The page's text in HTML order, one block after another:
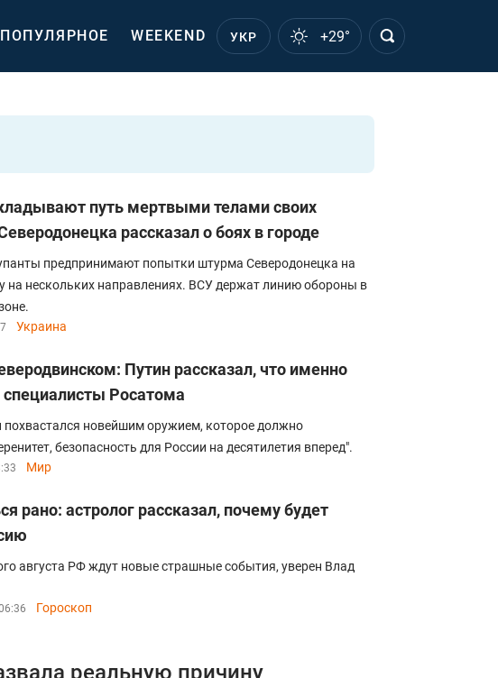
ПОПУЛЯРНОЕ WEEKEND УКР +29°
путь мертвыми телами своих
рассказал о боях в городе
предпринимают попытки штурма Северодонецка на
на нескольких направлениях. ВСУ держат линию обороны в
Украина
Путин рассказал, что именно
Росатома
новейшим оружием, которое должно
безопасность для России на десятилетия вперед".
Мир
рано: астролог рассказал, почему будет
августа РФ ждут новые страшные события, уверен Влад
Гороскоп
реальную причину